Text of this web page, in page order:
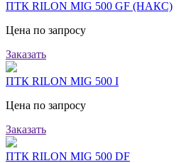
ПТК RILON MIG 500 GF (НАКС)
Цена по запросу
Заказать
ПТК RILON MIG 500 I
Цена по запросу
Заказать
ПТК RILON MIG 500 DF